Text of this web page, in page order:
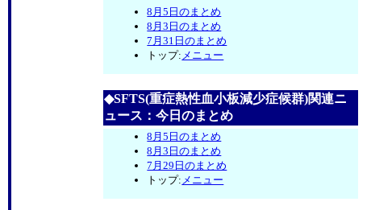
8月5日のまとめ
8月3日のまとめ
7月31日のまとめ
トップ: メニュー
◆SFTS(重症熱性血小板減少症候群)関連ニ
ュース：今日のまとめ
8月5日のまとめ
8月3日のまとめ
7月29日のまとめ
トップ: メニュー